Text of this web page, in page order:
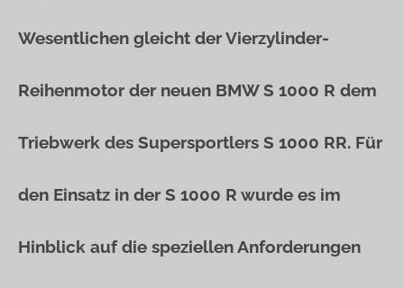
Wesentlichen gleicht der Vierzylinder-
Reihenmotor der neuen BMW S 1000 R dem
Triebwerk des Supersportlers S 1000 RR. Für
den Einsatz in der S 1000 R wurde es im
Hinblick auf die speziellen Anforderungen